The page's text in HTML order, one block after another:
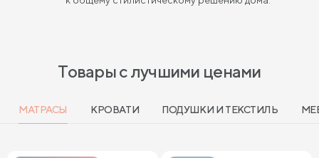
Товары с лучшими ценами
МАТРАСЫ КРОВАТИ ПОДУШКИ И ТЕКСТИЛЬ